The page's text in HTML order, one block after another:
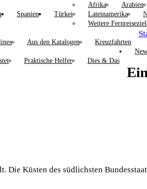
Spanien Türkei
Afrika Arabien
Lateinamerika
Weitere
Aus den Katalogen
Kreuzfahrten
Praktische Helfer Dies & Das
Die Küsten des südlichsten